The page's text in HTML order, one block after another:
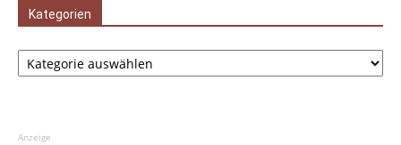
Kategorien
Kategorien
Anzeige